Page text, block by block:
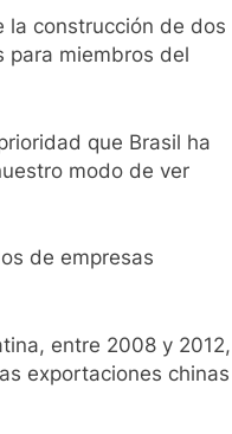
la construcción de dos
para miembros del
que Brasil ha
modo de ver
de empresas
entre 2008 y 2012,
exportaciones chinas